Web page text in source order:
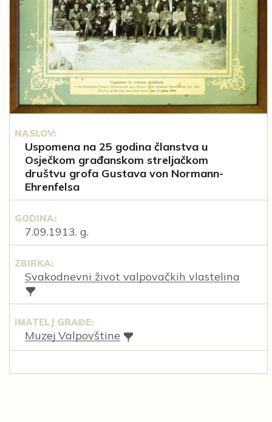
NASLOV:
Uspomena na 25 godina članstva u
Osječkom građanskom streljačkom
društvu grofa Gustava von Normann-
Ehrenfelsa
GODINA:
7.09.1913. g.
ZBIRKA:
Svakodnevni život valpovačkih vlastelina
IMATELJ GRAĐE:
Muzej Valpovštine